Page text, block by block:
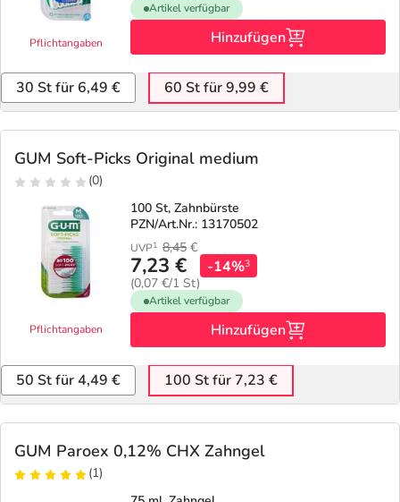
Pflichtangaben
Artikel verfügbar
Hinzufügen
30 St für 6,49 € 60 St für 9,99 €
GUM Soft-Picks Original medium
(0)
Pflichtangaben
100 St, Zahnbürste
PZN/Art.Nr.: 13170502
UVP1 8,45 €
7,23 €
(0,07 €/1 St)
-14%3
Artikel verfügbar
Hinzufügen
50 St für 4,49 € 100 St für 7,23 €
GUM Paroex 0,12% CHX Zahngel
(1)